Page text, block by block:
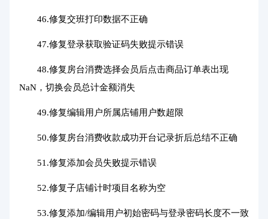
46.修复交班打印数据不正确
47.修复登录获取验证码失败提示错误
48.修复房台消费选择会员后点击商品订单表出现
NaN，切换会员总计金额消失
49.修复编辑用户所属店铺用户数超限
50.修复房台消费收款成功开台记录折后总结不正确
51.修复添加会员失败提示错误
52.修复子店铺计时项目名称为空
53.修复添加/编辑用户初始密码与登录密码长度不一致